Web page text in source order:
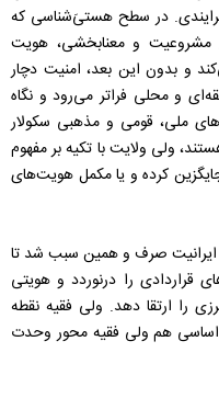
در سطح هستی‌َشناسی که
مشروعیت و معنابخشی، هویت
و بدون این بعد، امنیت دچار
و محلی فراتر می‌رود و نگاه
ملی، قومی و مذهبی سکولار
ولی ولایت با تکیه بر مفهوم
کرده و یا مکمل هویت‌های
ایرانیت صرف و همین سبب شد تا
قراردادی را درنوردد و هویتی
را ارتقا دهد. ولی فقیه نقطه
اساسی هم ولی فقیه محور وحدت